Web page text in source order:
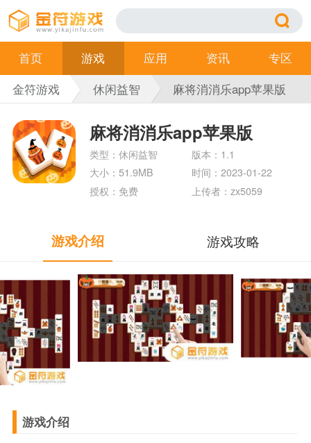
首页 游戏 应用 资讯
专区
金符游戏
休闲益智 麻将消消乐app苹果版
麻将消消乐app苹果版
类型：休闲益智
版本：1.1
大小：51.9MB
时间：2023-01-22
授权：免费
上传者：zx5059
游戏介绍 游戏攻略
游戏介绍